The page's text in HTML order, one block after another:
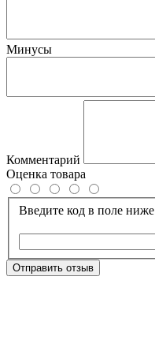
Минусы
Комментарий
Оценка товара
Введите код в поле ниже
Отправить отзыв